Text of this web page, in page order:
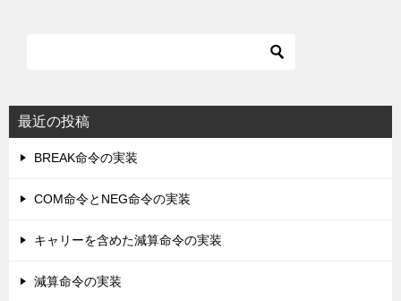
最近の投稿
BREAK命令の実装
COM命令とNEG命令の実装
キャリーを含めた減算命令の実装
減算命令の実装